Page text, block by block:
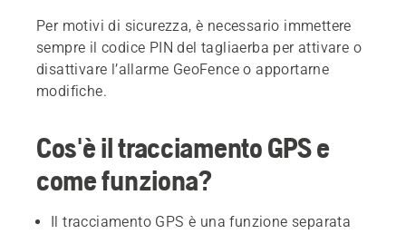
Per motivi di sicurezza, è necessario immettere
sempre il codice PIN del tagliaerba per attivare o
disattivare l’allarme GeoFence o apportarne
modifiche.
Cos'è il tracciamento GPS e
come funziona?
Il tracciamento GPS è una funzione separata